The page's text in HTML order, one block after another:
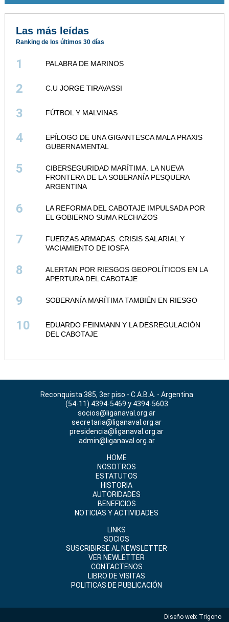
Las más leídas
Ranking de los últimos 30 días
1 PALABRA DE MARINOS
2 C.U JORGE TIRAVASSI
3 FÚTBOL Y MALVINAS
4
EPÍLOGO DE UNA GIGANTESCA MALA PRAXIS
GUBERNAMENTAL
5
CIBERSEGURIDAD MARÍTIMA. LA NUEVA
FRONTERA DE LA SOBERANÍA PESQUERA
ARGENTINA
6
LA REFORMA DEL CABOTAJE IMPULSADA POR
EL GOBIERNO SUMA RECHAZOS
7
FUERZAS ARMADAS: CRISIS SALARIAL Y
VACIAMIENTO DE IOSFA
8
ALERTAN POR RIESGOS GEOPOLÍTICOS EN LA
APERTURA DEL CABOTAJE
9 SOBERANÍA MARÍTIMA TAMBIÉN EN RIESGO
10
EDUARDO FEINMANN Y LA DESREGULACIÓN
DEL CABOTAJE
Reconquista 385, 3er piso - C.A.B.A. - Argentina
(54-11) 4394-5469 y 4394-5603
socios@liganaval.org.ar
secretaria@liganaval.org.ar
presidencia@liganaval.org.ar
admin@liganaval.org.ar
HOME
NOSOTROS
ESTATUTOS
HISTORIA
AUTORIDADES
BENEFICIOS
NOTICIAS Y ACTIVIDADES
LINKS
SOCIOS
SUSCRIBIRSE AL NEWSLETTER
VER NEWLETTER
CONTACTENOS
LIBRO DE VISITAS
POLITICAS DE PUBLICACIÓN
Diseño web: Trigono